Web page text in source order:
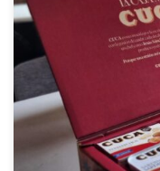
creación conjunta
experiencias ·
productos
mar. · Una
de los mejores
Estrellas […]